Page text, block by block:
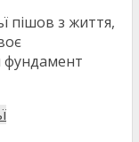
пішов з життя,
фундамент